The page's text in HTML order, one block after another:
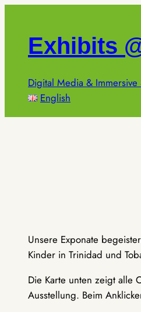
springenExhibits
Digital Media & Immersive
English
Unsere Exponate
Kinder in Trinidad und
Die Karte unten zeigt alle
Ausstellung. Beim